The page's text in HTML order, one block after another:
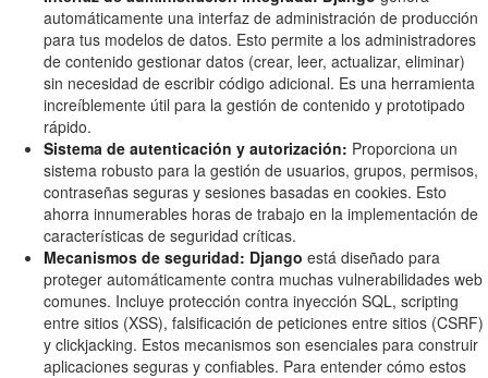
automáticamente una interfaz de administración de producción
para tus modelos de datos. Esto permite a los administradores
de contenido gestionar datos (crear, leer, actualizar, eliminar)
sin necesidad de escribir código adicional. Es una herramienta
increíblemente útil para la gestión de contenido y prototipado
rápido.
Sistema de autenticación y autorización: Proporciona un
sistema robusto para la gestión de usuarios, grupos, permisos,
contraseñas seguras y sesiones basadas en cookies. Esto
ahorra innumerables horas de trabajo en la implementación de
características de seguridad críticas.
Mecanismos de seguridad: Django está diseñado para
proteger automáticamente contra muchas vulnerabilidades web
comunes. Incluye protección contra inyección SQL, scripting
entre sitios (XSS), falsificación de peticiones entre sitios (CSRF)
y clickjacking. Estos mecanismos son esenciales para construir
aplicaciones seguras y confiables. Para entender cómo estos